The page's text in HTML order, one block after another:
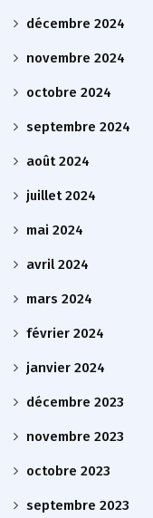
décembre 2024
novembre 2024
octobre 2024
septembre 2024
août 2024
juillet 2024
mai 2024
avril 2024
mars 2024
février 2024
janvier 2024
décembre 2023
novembre 2023
octobre 2023
septembre 2023